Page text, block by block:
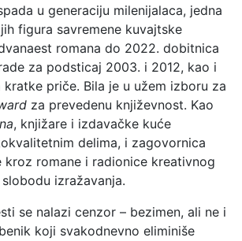
u generaciju milenijalaca, jedna
figura savremene kuvajtske
romana do 2022. dobitnica
za podsticaj 2003. i 2012, kao i
priče. Bila je u užem izboru za
za prevedenu književnost. Kao
, knjižare i izdavačke kuće
delima, i zagovornica
kroz romane i radionice kreativnog
izražavanja.
se nalazi cenzor – bezimen, ali ne i
koji svakodnevno eliminiše